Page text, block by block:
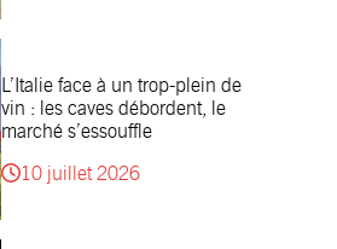
L’Italie face à un trop-plein de
vin : les caves débordent, le
marché s’essouffle
10 juillet 2026